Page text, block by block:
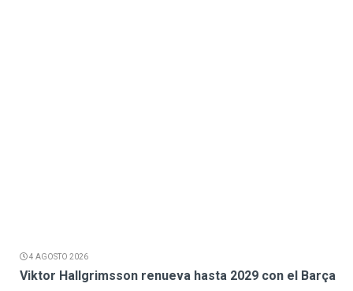
4 AGOSTO 2026
Viktor Hallgrimsson renueva hasta 2029 con el Barça